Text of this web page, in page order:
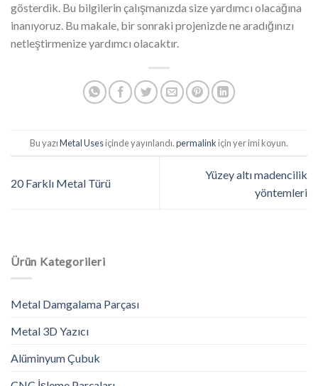
gösterdik. Bu bilgilerin çalışmanızda size yardımcı olacağına
inanıyoruz. Bu makale, bir sonraki projenizde ne aradığınızı
netleştirmenize yardımcı olacaktır.
Bu yazıMetal Usesiçinde yayınlandı.permalinkiçin yer imi koyun.
20 Farklı Metal Türü
Yüzey altı madencilik
yöntemleri
Ürün Kategorileri
Metal Damgalama Parçası
Metal 3D Yazıcı
Alüminyum Çubuk